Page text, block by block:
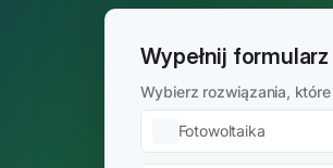
Wypełnij
Wybierz rozwiązania, które
Fotowoltaika